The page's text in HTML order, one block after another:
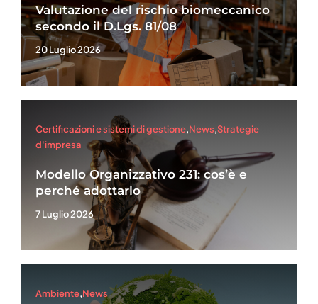
Valutazione del rischio biomeccanico
secondo il D.Lgs. 81/08
20 Luglio 2026
Certificazioni e sistemi di gestione,News,Strategie
d'impresa
Modello Organizzativo 231: cos’è e
perché adottarlo
7 Luglio 2026
Ambiente,News